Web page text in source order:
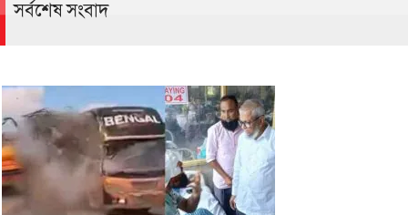
সর্বশেষ সংবাদ